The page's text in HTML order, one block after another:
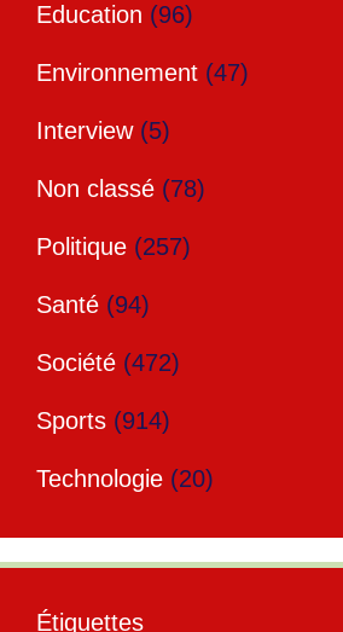
Education (96)
Environnement (47)
Interview(5)
Non classé (78)
Politique (257)
Santé (94)
Société (472)
Sports (914)
Technologie (20)
Étiquettes